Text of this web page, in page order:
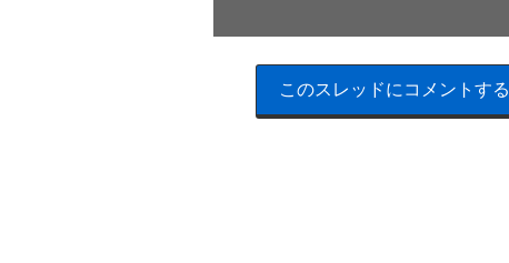
このスレッドにコメントする